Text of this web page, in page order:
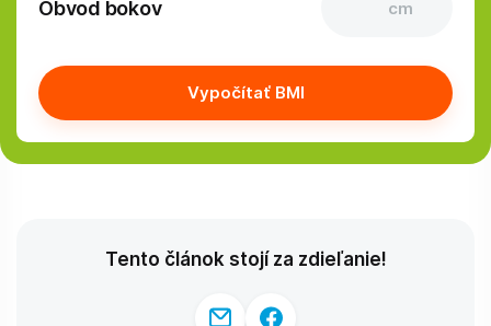
Obvod bokov cm
Vypočítať BMI
Tento článok stojí za zdieľanie!